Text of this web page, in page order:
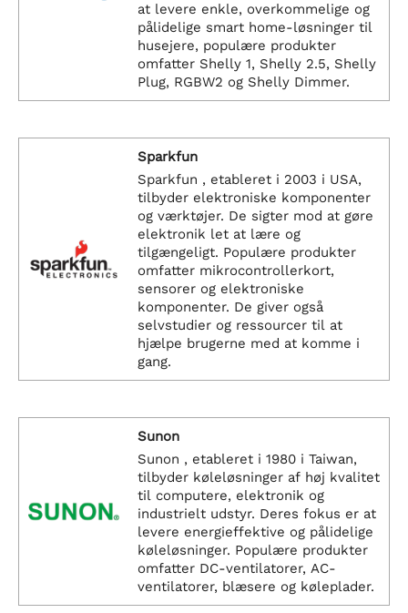
at levere enkle, overkommelige og
pålidelige smart home-løsninger til
husejere, populære produkter
omfatter Shelly 1, Shelly 2.5, Shelly
Plug, RGBW2 og Shelly Dimmer.
Sparkfun
Sparkfun , etableret i 2003 i USA,
tilbyder elektroniske komponenter
og værktøjer. De sigter mod at gøre
elektronik let at lære og
tilgængeligt. Populære produkter
omfatter mikrocontrollerkort,
sensorer og elektroniske
komponenter. De giver også
selvstudier og ressourcer til at
hjælpe brugerne med at komme i
gang.
Sunon
Sunon , etableret i 1980 i Taiwan,
tilbyder køleløsninger af høj kvalitet
til computere, elektronik og
industrielt udstyr. Deres fokus er at
levere energieffektive og pålidelige
køleløsninger. Populære produkter
omfatter DC-ventilatorer, AC-
ventilatorer, blæsere og køleplader.